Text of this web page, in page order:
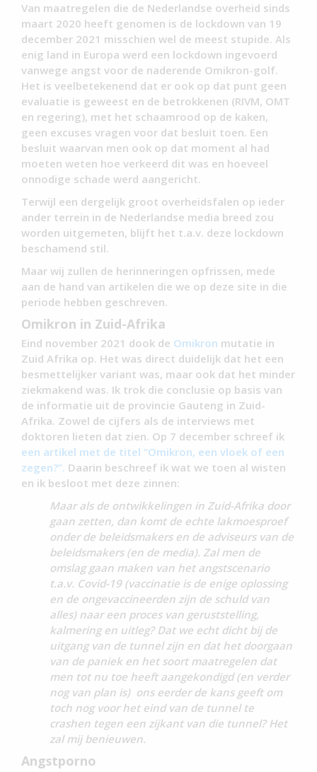
Van maatregelen die de Nederlandse overheid sinds
maart 2020 heeft genomen is de lockdown van 19
december 2021 misschien wel de meest stupide. Als
enig land in Europa werd een lockdown ingevoerd
vanwege angst voor de naderende Omikron-golf.
Het is veelbetekenend dat er ook op dat punt geen
evaluatie is geweest en de betrokkenen (RIVM, OMT
en regering), met het schaamrood op de kaken,
geen excuses vragen voor dat besluit toen. Een
besluit waarvan men ook op dat moment al had
moeten weten hoe verkeerd dit was en hoeveel
onnodige schade werd aangericht.
Terwijl een dergelijk groot overheidsfalen op ieder
ander terrein in de Nederlandse media breed zou
worden uitgemeten, blijft het t.a.v. deze lockdown
beschamend stil.
Maar wij zullen de herinneringen opfrissen, mede
aan de hand van artikelen die we op deze site in die
periode hebben geschreven.
Omikron in Zuid-Afrika
Eind november 2021 dook de Omikron mutatie in
Zuid Afrika op. Het was direct duidelijk dat het een
besmettelijker variant was, maar ook dat het minder
ziekmakend was. Ik trok die conclusie op basis van
de informatie uit de provincie Gauteng in Zuid-
Afrika. Zowel de cijfers als de interviews met
doktoren lieten dat zien. Op 7 december schreef ik
een artikel met de titel “Omikron, een vloek of een
zegen?”. Daarin beschreef ik wat we toen al wisten
en ik besloot met deze zinnen:
Maar als de ontwikkelingen in Zuid-Afrika door
gaan zetten, dan komt de echte lakmoesproef
onder de beleidsmakers en de adviseurs van de
beleidsmakers (en de media). Zal men de
omslag gaan maken van het angstscenario
t.a.v. Covid-19 (vaccinatie is de enige oplossing
en de ongevaccineerden zijn de schuld van
alles) naar een proces van geruststelling,
kalmering en uitleg? Dat we echt dicht bij de
uitgang van de tunnel zijn en dat het doorgaan
van de paniek en het soort maatregelen dat
men tot nu toe heeft aangekondigd (en verder
nog van plan is) ons eerder de kans geeft om
toch nog voor het eind van de tunnel te
crashen tegen een zijkant van die tunnel? Het
zal mij benieuwen.
Angstporno